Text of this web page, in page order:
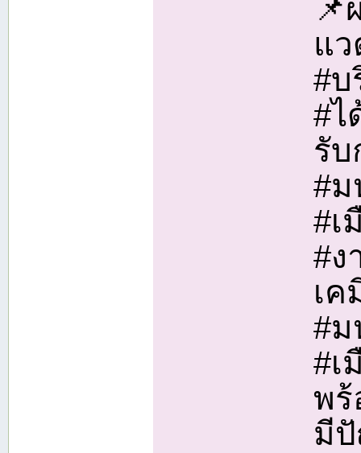
แ
#บ
#ไ
รั
#ม
#เ
#ง
เ
#ม
#เ
พ
มี